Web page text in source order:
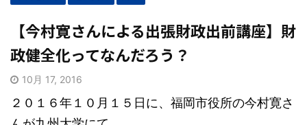
【今村寛さんによる出張財政出前講座】財
政健全化ってなんだろう？
10月 17, 2016
２０１６年１０月１５日に、福岡市役所の今村寛さ